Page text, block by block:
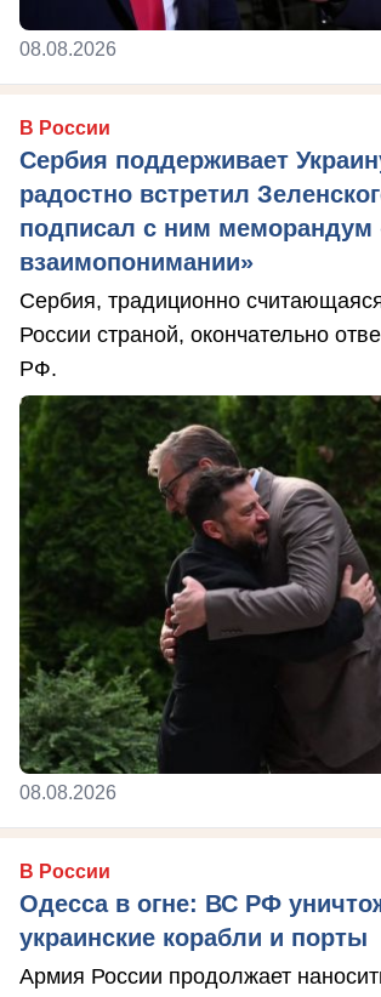
08.08.2026
В России
Сербия поддерживает
радостно встретил
подписал с ним меморандум
взаимопонимании»
Сербия, традиционно
России страной, окончательно
РФ.
08.08.2026
В России
Одесса в огне: ВС РФ
украинские корабли и порты
Армия России продолжает